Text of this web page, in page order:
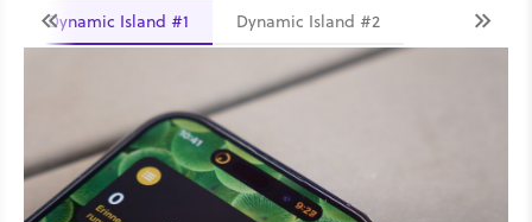
Dynamic Island #1 Dynamic Island #2